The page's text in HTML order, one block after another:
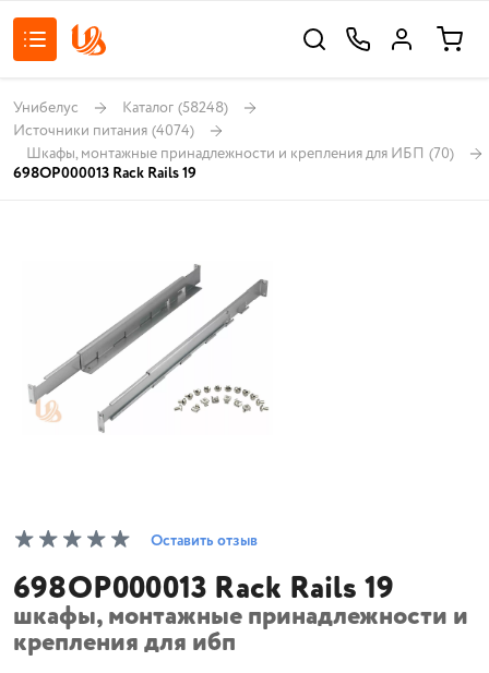
Унибелус Каталог (58248)
Источники питания (4074)
Шкафы, монтажные принадлежности и крепления для ИБП (70)
698OP000013 Rack Rails 19
Оставить отзыв
698OP000013 Rack Rails 19
шкафы, монтажные принадлежности и
крепления для ибп